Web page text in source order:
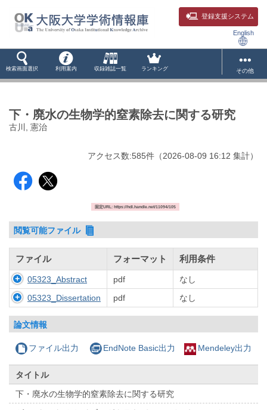
登録支援システム
English
検索画面選択 利用案内 収録雑誌一覧 ランキング その他
下・廃水の生物学的窒素除去に関する研究
古川, 憲治
アクセス数:585件 （2026-08-09 16:12 集計）
固定URL: https://hdl.handle.net/11094/105
閲覧可能ファイル
ファイル フォーマット 利用条件
05323_Abstract pdf
なし
05323_Dissertation
pdf なし
論文情報
ファイル出力 EndNote Basic出力 Mendeley出力
タイトル
下・廃水の生物学的窒素除去に関する研究